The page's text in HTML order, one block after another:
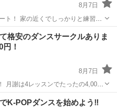
8月7日
と練習し
どもたちのためのダンスサークルです ぜひ習いに来てください...
ップホップ
格安のダンスサークルありま
！
8月7日
ルで踊れる！ [[ まずは安いお月謝で慣れよ...
プホップ
K-POPダンスを始めよう‼️